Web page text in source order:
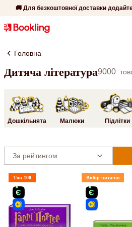
🚚 Для безкоштовної доставки
Головна
Дитяча література9000
Дошкільнята Малюки Підлітки
Топ-100 Вибір читачів